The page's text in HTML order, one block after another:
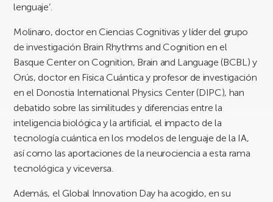
lenguaje’.
Molinaro, doctor en Ciencias Cognitivas y líder del grupo
de investigación Brain Rhythms and Cognition en el
Basque Center on Cognition, Brain and Language (BCBL) y
Orús, doctor en Física Cuántica y profesor de investigación
en el Donostia International Physics Center (DIPC), han
debatido sobre las similitudes y diferencias entre la
inteligencia biológica y la artificial, el impacto de la
tecnología cuántica en los modelos de lenguaje de la IA,
así como las aportaciones de la neurociencia a esta rama
tecnológica y viceversa.
Además, el Global Innovation Day ha acogido, en su